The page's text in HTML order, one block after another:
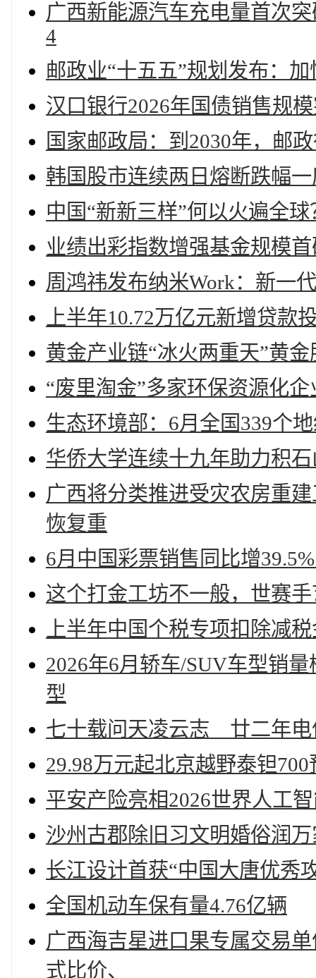
广西新能源汽车充电量首次
4
邮政业“十五五”规划发布：
汉口银行2026年国债销售规
国家邮政局：到2030年，邮
韩国股市连续两日熔断跌幅一
中国“新新三样”何以火遍全球
业绩出彩指数增强基金规模
周鸿祎发布纳米Work：新一
上半年10.72万亿元新增贷款
黄金产业链“冰火两重天”黄
“废里淘金”多家环保资源化
生态环境部：6月全国339个
华侨大学连续十九年助力积
广西将分类推进受灾农房重
恢复重
6月中国彩票销售同比增
这个打金工坊不一般，世赛
上半年中国个税专项扣除减
2026年6月轿车/SUV车型销
型
七十载问天凌云志 廿二年电
29.98万元起北京越野泰钽
平安产险亮相2026世界人工
沙州古郡除旧习文明婚俗润
长江设计首获“中国大唐优秀
全国机动车保有量4.76亿辆
广西海吉星进口果专属交易
式比价、